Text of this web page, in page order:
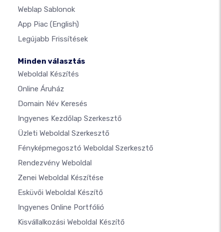
Weblap Sablonok
App Piac (English)
Legújabb Frissítések
Minden választás
Weboldal Készítés
Online Áruház
Domain Név Keresés
Ingyenes Kezdőlap Szerkesztő
Üzleti Weboldal Szerkesztő
Fényképmegosztó Weboldal Szerkesztő
Rendezvény Weboldal
Zenei Weboldal Készítése
Esküvői Weboldal Készítő
Ingyenes Online Portfólió
Kisvállalkozási Weboldal Készítő